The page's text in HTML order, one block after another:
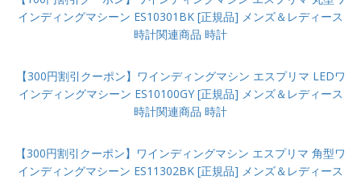
インディングマシーン ES10301BK [正規品] メンズ＆レディース
時計関連商品 時計
【300円割引クーポン】ワインディングマシン エスプリマ LEDワ
インディングマシーン ES10100GY [正規品] メンズ＆レディース
時計関連商品 時計
【300円割引クーポン】ワインディングマシン エスプリマ 角型ワ
インディングマシーン ES11302BK [正規品] メンズ＆レディース